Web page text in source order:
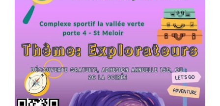
Notre Actualité